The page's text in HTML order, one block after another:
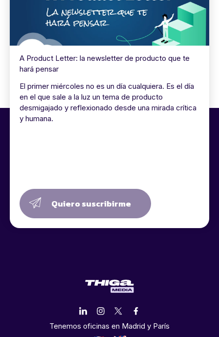
A Product Letter: la newsletter de producto que te
hará pensar
El primer miércoles no es un día cualquiera. Es el día
en el que sale a la luz un tema de producto
desmigajado y reflexionado desde una mirada crítica
y humana.
Quiero suscribirme
Tenemos oficinas en Madrid y París